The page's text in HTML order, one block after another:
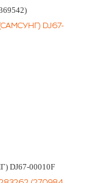
DJ67-00010F